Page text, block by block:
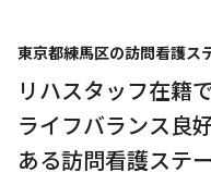
東京都練馬区の訪問看護ス
リハスタッフ在籍
ライフバランス良
ある訪問看護ステ